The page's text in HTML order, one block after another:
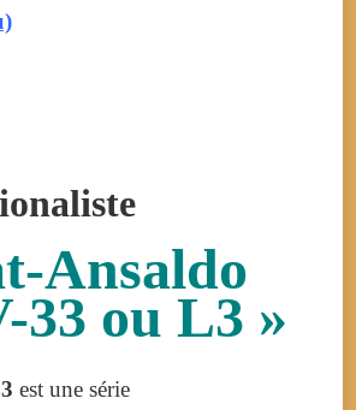
Ansaldo
33 ou L3 »
est une série